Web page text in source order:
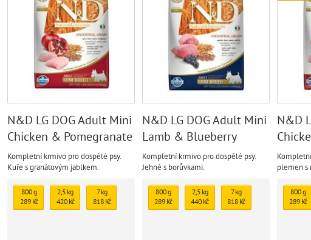
N&D LG DOG Adult Mini
Chicken & Pomegranate
Kompletní krmivo pro dospělé psy.
Kuře s granátovým jablkem.
800 g
289 Kč
2,5 kg
420 Kč
7 kg
818 Kč
N&D LG DOG Adult Mini
Lamb & Blueberry
Kompletní krmivo pro dospělé psy.
Jehně s borůvkami.
800 g
289 Kč
2,5 kg
440 Kč
7 kg
818 Kč
N&D
plemen s
jablko
800 g
289 Kč